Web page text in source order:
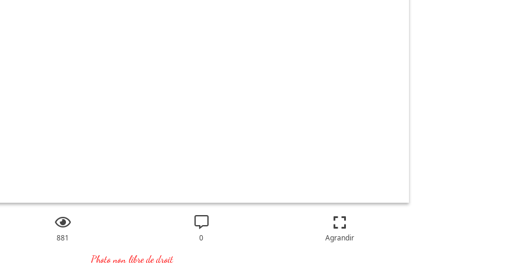
881 0 Agrandir
Photo non libre de droit